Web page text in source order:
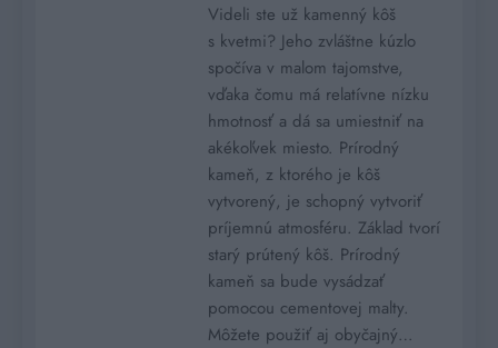
Videli ste už kamenný kôš
s kvetmi? Jeho zvláštne kúzlo
spočíva v malom tajomstve,
vďaka čomu má relatívne nízku
hmotnosť a dá sa umiestniť na
akékoľvek miesto. Prírodný
kameň, z ktorého je kôš
vytvorený, je schopný vytvoriť
príjemnú atmosféru. Základ tvorí
starý prútený kôš. Prírodný
kameň sa bude vysádzať
pomocou cementovej malty.
Môžete použiť aj obyčajný…